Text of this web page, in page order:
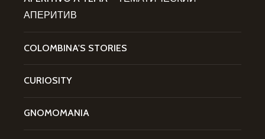
АПЕРИТИВ
COLOMBINA'S STORIES
CURIOSITY
GNOMOMANIA